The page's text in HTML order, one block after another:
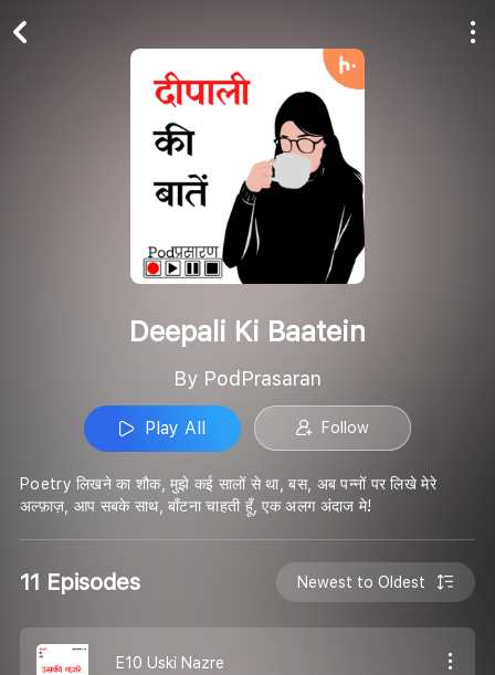
Deepali Ki Baatein
By PodPrasaran
Play All Follow
Poetry लिखने का शौक, मुझे कई सालों से था, बस, अब पन्नों पर लिखे मेरे
अल्फ़ाज़, आप सबके साथ, बाँटना चाहती हूँ, एक अलग अंदाज मे!
11 Episodes Newest to Oldest
E10 Uski Nazre